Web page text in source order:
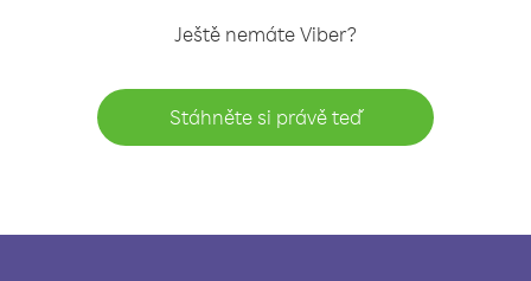
Ještě nemáte Viber?
Stáhněte si právě teď